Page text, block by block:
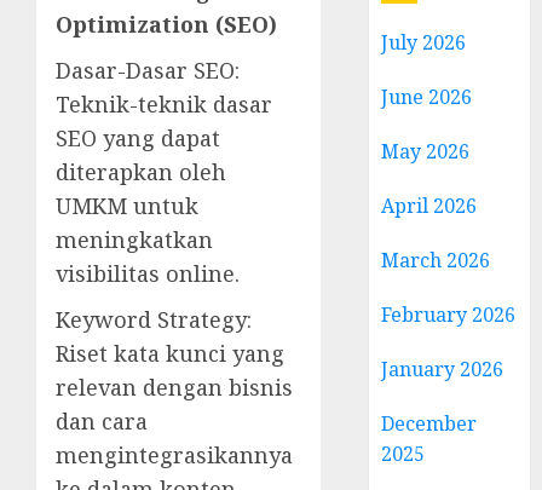
Optimization (SEO)
Dasar-Dasar SEO:
Teknik-teknik dasar
SEO yang dapat
diterapkan oleh
UMKM untuk
meningkatkan
visibilitas online.
Keyword Strategy:
Riset kata kunci yang
relevan dengan bisnis
dan cara
mengintegrasikannya
July 2026
June 2026
May 2026
April 2026
March 2026
February 2026
January 2026
December
2025